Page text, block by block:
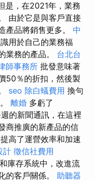
是，在2021年，業務
由於它是與客戶直接
產品將銷售更多。 中
用於自己的業務福
業務的產品。 台北台
師事務所 批發意味著
50％的折扣，然後製
seo 除白蟻費用 換句
離婚 多虧了
的新聞通訊，在這裡
商推廣的新產品的信
高了運營效率和加速
計 徵信社費用
庫存系統中，改進流
的客戶關係。 助聽器